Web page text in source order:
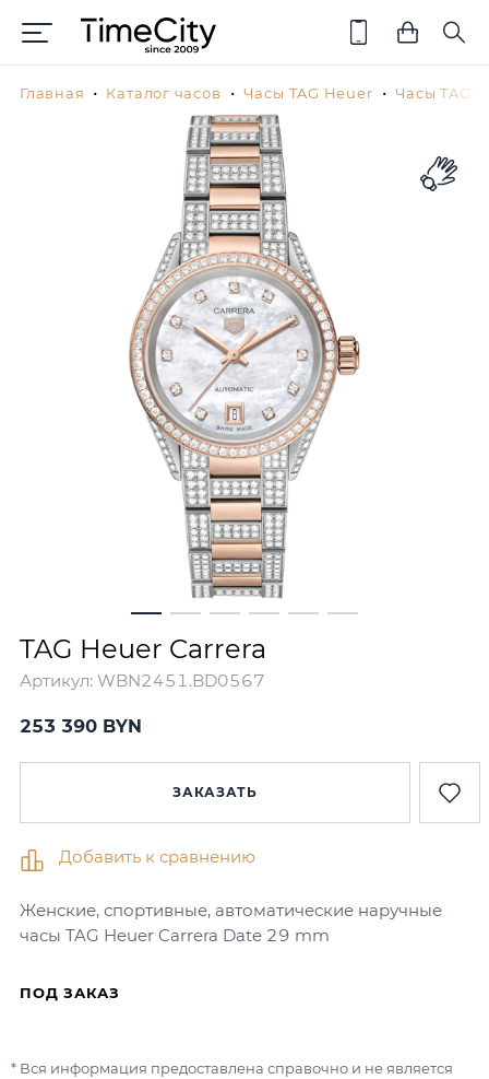
Главная Каталог часов Часы TAG Heuer Часы TAG
TAG Heuer Carrera
Артикул: WBN2451.BD0567
Женские, спортивные, автоматические наручные
часы TAG Heuer Carrera Date 29 mm
253 390 BYN
ЗАКАЗАТЬ
Добавить к сравнению
ПОД ЗАКАЗ
Вся информация предоставлена справочно и не является